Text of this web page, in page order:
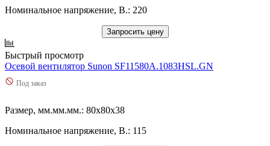
Номинальное напряжение, В.: 220
Запросить цену
Быстрый просмотр
Осевой вентилятор Sunon SF11580A.1083HSL.GN
Под заказ
Размер, мм.мм.мм.: 80x80x38
Номинальное напряжение, В.: 115